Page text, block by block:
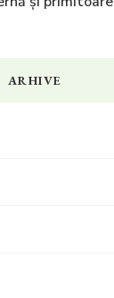
ARHIVE